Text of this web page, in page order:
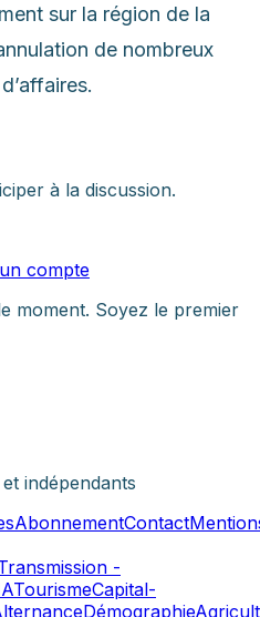
sur la région de la
de nombreux
à la discussion.
compte
moment. Soyez le premier
indépendants
AbonnementContact
-
TourismeCapital-
Démographie